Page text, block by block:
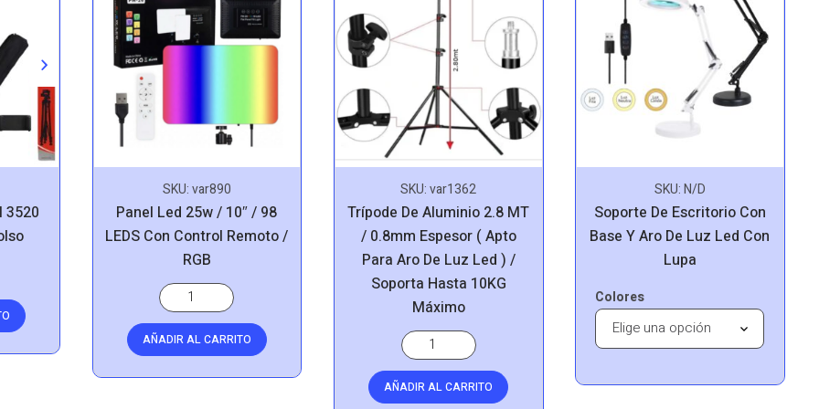
3520
SKU:var890
Panel Led 25w / 10″ / 98
LEDS Con Control Remoto /
RGB
AÑADIR AL CARRITO
SKU:var1362
Trípode De Aluminio 2.8 MT
/ 0.8mm Espesor ( Apto
Para Aro De Luz Led ) /
Soporta Hasta 10KG
Máximo
AÑADIR AL CARRITO
SKU:N/D
Soporte De Escritorio Con
Base Y Aro De Luz Led Con
Lupa
Colores